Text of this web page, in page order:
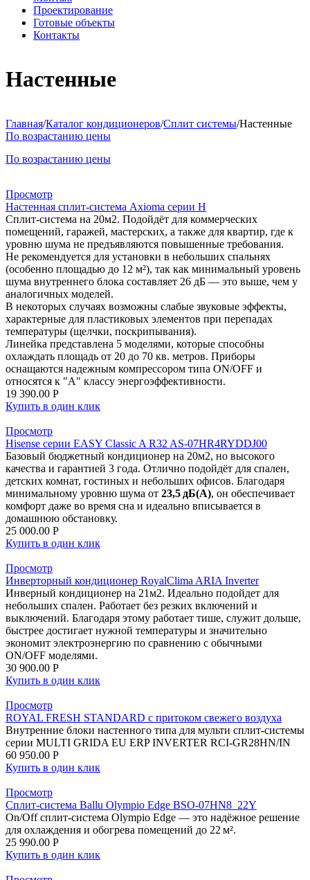
Проектирование
Готовые объекты
Контакты
Настенные
Главная/Каталог кондиционеров/Сплит системы/Настенные
По возрастанию цены
По возрастанию цены
Просмотр
Настенная сплит-система Axioma серии H
Сплит-система на 20м2. Подойдёт для коммерческих
помещений, гаражей, мастерских, а также для квартир, где к
уровню шума не предъявляются повышенные требования.
Не рекомендуется для установки в небольших спальнях
(особенно площадью до 12 м²), так как минимальный уровень
шума внутреннего блока составляет 26 дБ — это выше, чем у
аналогичных моделей.
В некоторых случаях возможны слабые звуковые эффекты,
характерные для пластиковых элементов при перепадах
температуры (щелчки, поскрипывания).
Линейка представлена 5 моделями, которые способны
охлаждать площадь от 20 до 70 кв. метров. Приборы
оснащаются надежным компрессором типа ON/OFF и
относятся к "А" классу энергоэффективности.
19 390.00 Р
Купить в один клик
Просмотр
Hisense серии EASY Classic A R32 AS‑07HR4RYDDJ00
Базовый бюджетный кондиционер на 20м2, но высокого
качества и гарантией 3 года. Отлично подойдёт для спален,
детских комнат, гостиных и небольших офисов. Благодаря
минимальному уровню шума от 23,5 дБ(А), он обеспечивает
комфорт даже во время сна и идеально вписывается в
домашнюю обстановку.
25 000.00 Р
Купить в один клик
Просмотр
Инверторный кондиционер RoyalClima ARIA Inverter
Инверный кондиционер на 21м2. Идеально подойдет для
небольших спален. Работает без резких включений и
выключений. Благодаря этому работает тише, служит дольше,
быстрее достигает нужной температуры и значительно
экономит электроэнергию по сравнению с обычными
ON/OFF моделями.
30 900.00 Р
Купить в один клик
Просмотр
ROYAL FRESH STANDARD с притоком свежего воздуха
Внутренние блоки настенного типа для мульти сплит-системы
серии MULTI GRIDA EU ERP INVERTER RCI-GR28HN/IN
60 950.00 Р
Купить в один клик
Просмотр
Сплит-система Ballu Olympio Edge BSO-07HN8_22Y
On/Off сплит-система Olympio Edge — это надёжное решение
для охлаждения и обогрева помещений до 22 м².
25 990.00 Р
Купить в один клик